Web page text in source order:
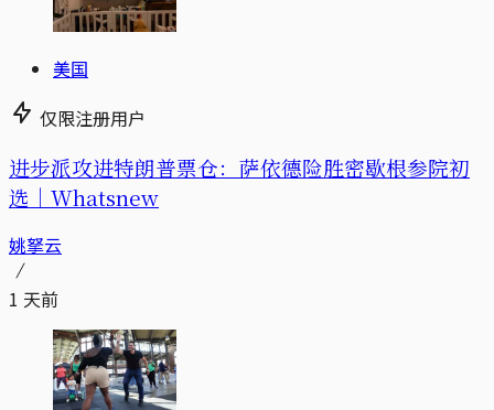
美国
仅限注册用户
进步派攻进特朗普票仓：萨依德险胜密歇根参院初
选｜Whatsnew
姚拏云
1 天前